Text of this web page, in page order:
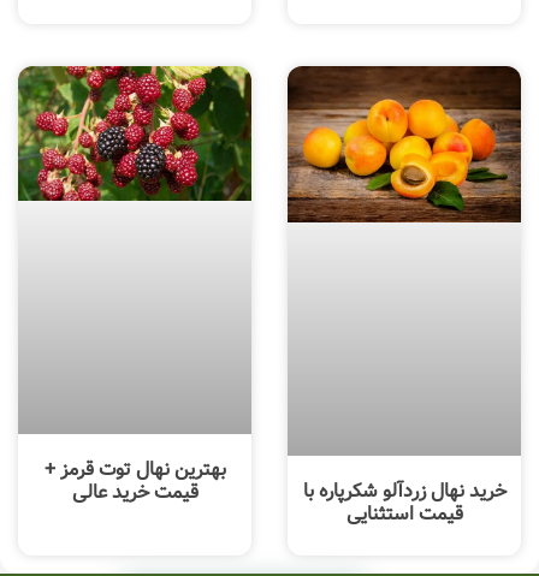
خرید نهال زردآلو شکرپاره با
قیمت استثنایی
بهترین نهال توت قرمز +
قیمت خرید عالی